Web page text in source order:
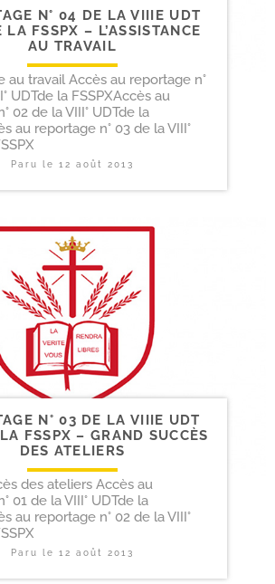
N° 04 DE LA VIIIE UDT
LA FSSPX – L’ASSISTANCE
AU TRAVAIL
au travail Accès au reportage n°
UDTde la FSSPXAccès au
02 de la VIII° UDTde la
au reportage n° 03 de la VIII°
Paru le 12 août 2013
N° 03 DE LA VIIIE UDT
FSSPX – GRAND SUCCÈS
DES ATELIERS
des ateliers Accès au
01 de la VIII° UDTde la
au reportage n° 02 de la VIII°
Paru le 12 août 2013